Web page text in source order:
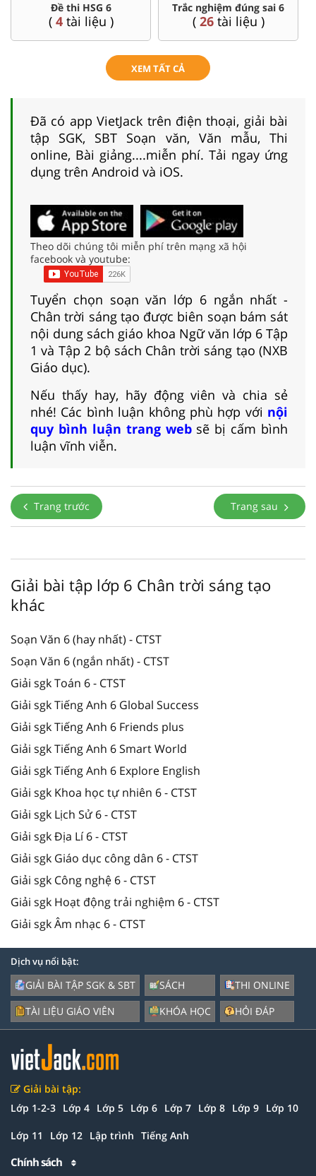
Đề thi HSG 6
( 4tài liệu )
Trắc nghiệm đúng sai 6
( 26tài liệu )
XEM TẤT CẢ
Đã có app VietJack trên điện thoại, giải bài
tập SGK, SBT Soạn văn, Văn mẫu, Thi
online, Bài giảng....miễn phí. Tải ngay ứng
dụng trên Android và iOS.
Theo dõi chúng tôi miễn phí trên mạng xã hội
facebook và youtube:
Tuyển chọn soạn văn lớp 6 ngắn nhất -
Chân trời sáng tạo được biên soạn bám sát
nội dung sách giáo khoa Ngữ văn lớp 6 Tập
1 và Tập 2 bộ sách Chân trời sáng tạo (NXB
Giáo dục).
Nếu thấy hay, hãy động viên và chia sẻ
nhé! Các bình luận không phù hợp với nội
quy bình luận trang websẽ bị cấm bình
luận vĩnh viễn.
Trang trước Trang sau
Giải bài tập lớp 6 Chân trời sáng tạo
khác
Soạn Văn 6 (hay nhất) - CTST
Soạn Văn 6 (ngắn nhất) - CTST
Giải sgk Toán 6 - CTST
Giải sgk Tiếng Anh 6 Global Success
Giải sgk Tiếng Anh 6 Friends plus
Giải sgk Tiếng Anh 6 Smart World
Giải sgk Tiếng Anh 6 Explore English
Giải sgk Khoa học tự nhiên 6 - CTST
Giải sgk Lịch Sử 6 - CTST
Giải sgk Địa Lí 6 - CTST
Giải sgk Giáo dục công dân 6 - CTST
Giải sgk Công nghệ 6 - CTST
Giải sgk Hoạt động trải nghiệm 6 - CTST
Giải sgk Âm nhạc 6 - CTST
Dịch vụ nổi bật:
GIẢI BÀI TẬP SGK & SBT
TÀI LIỆU GIÁO VIÊN
SÁCH
KHÓA HỌC
THI ONLINE
HỎI ĐÁP
Giải bài tập:
Lớp 1-2-3 Lớp 4 Lớp 5 Lớp 6 Lớp 7 Lớp 8 Lớp 9 Lớp 10
Lớp 11 Lớp 12 Lập trình Tiếng Anh
Chính sách